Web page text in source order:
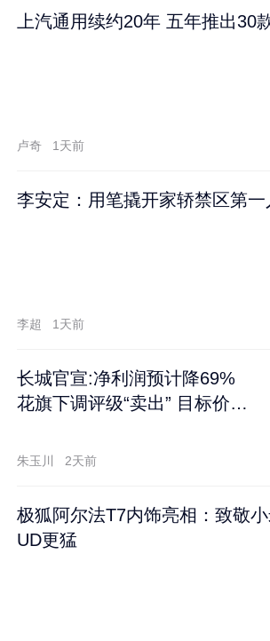
上汽通用续约20年 五年推出30
卢奇 1天前
李安定：用笔撬开家轿禁区第一
李超 1天前
长城官宣:净利润预计降69%
花旗下调评级“卖出” 目标价再
朱玉川 2天前
极狐阿尔法T7内饰亮相：致敬
UD更猛